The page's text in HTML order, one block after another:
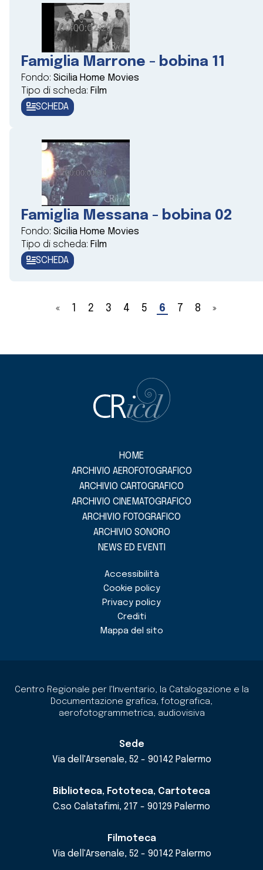
Famiglia Marrone - bobina 11
Fondo: Sicilia Home Movies
Tipo di scheda: Film
SCHEDA
Famiglia Messana - bobina 02
Fondo: Sicilia Home Movies
Tipo di scheda: Film
SCHEDA
« 1 2 3 4 5 6 7 8 »
HOME
ARCHIVIO AEROFOTOGRAFICO
ARCHIVIO CARTOGRAFICO
ARCHIVIO CINEMATOGRAFICO
ARCHIVIO FOTOGRAFICO
ARCHIVIO SONORO
NEWS ED EVENTI
Accessibilità
Cookie policy
Privacy policy
Crediti
Mappa del sito
Centro Regionale per l'Inventario, la Catalogazione e la
Documentazione grafica, fotografica,
aerofotogrammetrica, audiovisiva
Sede
Via dell'Arsenale, 52 - 90142 Palermo
Biblioteca, Fototeca, Cartoteca
C.so Calatafimi, 217 - 90129 Palermo
Filmoteca
Via dell'Arsenale, 52 - 90142 Palermo